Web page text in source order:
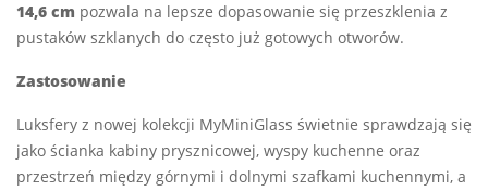
14,6 cm pozwala na lepsze dopasowanie się przeszklenia z
pustaków szklanych do często już gotowych otworów.
Zastosowanie
Luksfery z nowej kolekcji MyMiniGlass świetnie sprawdzają się
jako ścianka kabiny prysznicowej, wyspy kuchenne oraz
przestrzeń między górnymi i dolnymi szafkami kuchennymi, a